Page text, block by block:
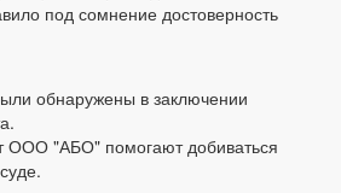
под сомнение достоверность
обнаружены в заключении
ООО "АБО" помогают добиваться